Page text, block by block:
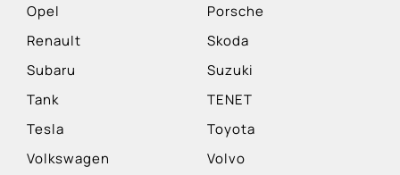
Opel
Porsche
Renault
Skoda
Subaru
Suzuki
Tank
TENET
Tesla
Toyota
Volkswagen
Volvo